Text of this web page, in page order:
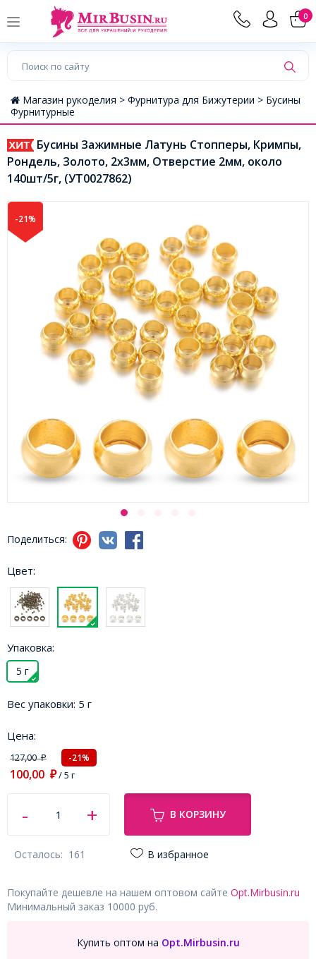
0
Магазин рукоделия > Фурнитура для Бижутерии > Бусины
Фурнитурные
Бусины Зажимные Латунь Стопперы, Кримпы,
Рондель, Золото, 2x3мм, Отверстие 2мм, около
140шт/5г, (УТ0027862)
-21%
Поделиться:
Цвет:
Упаковка:
5 г
Вес упаковки: 5 г
Цена:
127,00₽ -21%
100,00 ₽/ 5 г
В КОРЗИНУ
Осталось: 161 В избранное
Покупайте дешевле на нашем оптовом сайте Opt.Mirbusin.ru
Минимальный заказ 10000 руб.
Купить оптом на Opt.Mirbusin.ru